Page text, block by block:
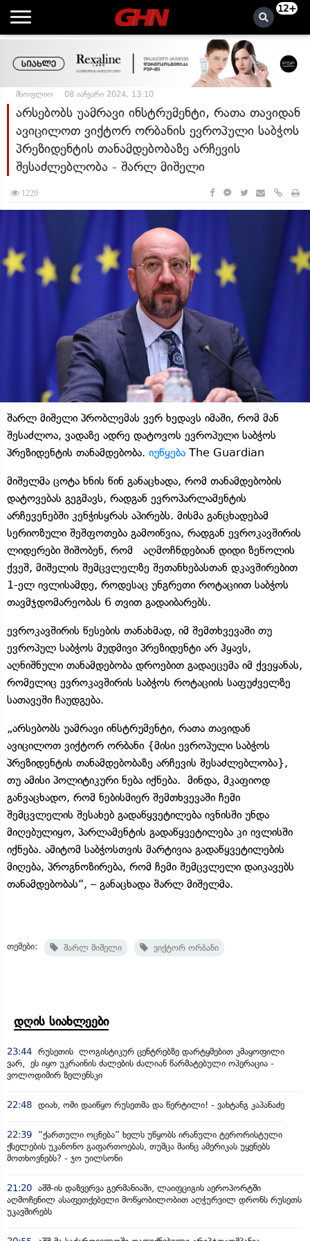
12+
მსოფლიო 08 იანვარი 2024, 13:10
არსებობს უამრავი ინსტრუმენტი, რათა თავიდან
ავიცილოთ ვიქტორ ორბანის ევროპული საბჭოს
პრეზიდენტის თანამდებობაზე არჩევის
შესაძლებლობა - შარლ მიშელი
1229
შარლ მიშელი პრობლემას ვერ ხედავს იმაში, რომ მან
შესაძლოა, ვადაზე ადრე დატოვოს ევროპული საბჭოს
პრეზიდენტის თანამდებობა. იუწყება The Guardian
მიშელმა ცოტა ხნის წინ განაცხადა, რომ თანამდებობის
დატოვებას გეგმავს, რადგან ევროპარლამენტის
არჩევენებში კენჭისყრას აპირებს. მისმა განცხადებამ
სერიოზული შეშფოთება გამოიწვია, რადგან ევროკავშირის
ლიდერები შიშობენ, რომ აღმოჩნდებიან დიდი ზეწოლის
ქვეშ, მიშელის შემცვლელზე შეთანხებასთან დკავშირებით
1-ელ ივლისამდე, როდესაც უნგრეთი როტაციით საბჭოს
თავმჯდომარეობას 6 თვით გადაიბარებს.
ევროკავშირის წესების თანახმად, იმ შემთხვევაში თუ
ევროპულ საბჭოს მუდმივი პრეზიდენტი არ ჰყავს,
აღნიშნული თანამდებობა დროებით გადაეცემა იმ ქვეყანას,
რომელიც ევროკავშირის საბჭოს როტაციის საფუძველზე
სათავეში ჩაუდგება.
„არსებობს უამრავი ინსტრუმენტი, რათა თავიდან
ავიცილოთ ვიქტორ ორბანი {მისი ევროპული საბჭოს
პრეზიდენტის თანამდებობაზე არჩევის შესაძლებლობა},
თუ ამისი პოლიტიკური ნება იქნება. მინდა, მკაფიოდ
განვაცხადო, რომ ნებისმიერ შემთხვევაში ჩემი
შემცვლელის შესახებ გადაწყვეტილება ივნისში უნდა
მიღებულიყო, პარლამენტის გადაწყვეტილება კი ივლისში
იქნება. ამიტომ საბჭოსთვის მარტივია გადაწყვეტილების
მიღება, პროგნოზირება, რომ ჩემი შემცვლელი დაიკავებს
თანამდებობას“, – განაცხადა შარლ მიშელმა.
თემები: შარლ მიშელი ვიქტორ ორბანი
დღის სიახლეები
23:44 რუსეთის ლოგისტიკურ ცენტრებზე დარტყმებით კმაყოფილი
ვარ, ეს იყო უკრაინის ძალების ძალიან წარმატებული ოპერაცია -
ვოლოდიმირ ზელენსკი
22:48 დიახ, ომი დაიწყო რუსეთმა და წერტილი! - ვახტანგ კაპანაძე
22:39
“ქართული ოცნება” ხელს უწყობს ირანული ტერორისტული
ქსელების უკანონო გაფართოებას, თუმცა მაინც ამერიკას უყენებს
მოთხოვნებს? - ჯო უილსონი
21:20 აშშ-ის დაზვერვა გერმანიაში, ლაიფციგის აეროპორტში
აღმოჩენილ ასაფეთქებელი მოწყობილობით აღჭურვილ დრონს რუსეთს
უკავშირებს